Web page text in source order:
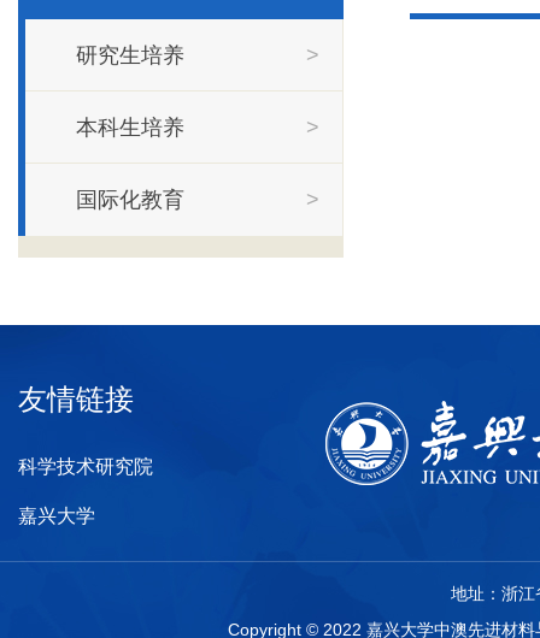
研究生培养 >
本科生培养 >
国际化教育 >
友情链接
科学技术研究院
嘉兴大学
地址：浙
Copyright © 2022 嘉兴大学中澳先进